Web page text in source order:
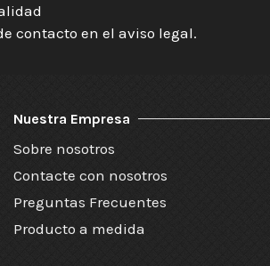
contacto en el aviso legal.
Nuestra Empresa
Sobre nosotros
Contacte con nosotros
Preguntas Frecuentes
Producto a medida